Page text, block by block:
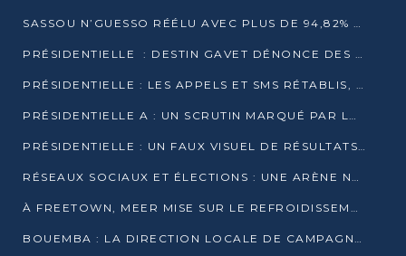
SASSOU N’GUESSO RÉÉLU AVEC PLUS DE 94,82% DES VOIX
PRÉSIDENTIELLE : DESTIN GAVET DÉNONCE DES IRRÉGULARITÉS ET REVENDIQUE LA VICTOIRE
PRÉSIDENTIELLE : LES APPELS ET SMS RÉTABLIS, INTERNET RESTE BLOQUÉ
PRÉSIDENTIELLE A : UN SCRUTIN MARQUÉ PAR LA COUPURE D’INTERNET ET UNE AFFLUENCE TIMIDE À BRAZZAVILLE
PRÉSIDENTIELLE : UN FAUX VISUEL DE RÉSULTATS CIRCULE
RÉSEAUX SOCIAUX ET ÉLECTIONS : UNE ARÈNE NUMÉRIQUE EN PLEINE MUTATION AU CONGO
À FREETOWN, MEER MISE SUR LE REFROIDISSEMENT PASSIF FACE À LA CHALEUR EXTRÊME
BOUEMBA : LA DIRECTION LOCALE DE CAMPAGNE DE DENIS SASSOU N’GUESSO MULTIPLIE LES ACTIVITÉS DE MOBILISATION